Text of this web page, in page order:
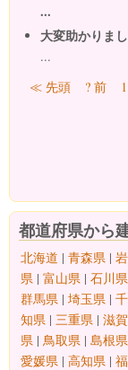
...
大変助かりまし
...
ページ
≪ 先頭 ? 前 1
都道府県から
北海道 | 青森県 |
県 | 富山県 | 石川県
群馬県 | 埼玉県 |
知県 | 三重県 | 滋
県 | 鳥取県 | 島根県
愛媛県 | 高知県 |